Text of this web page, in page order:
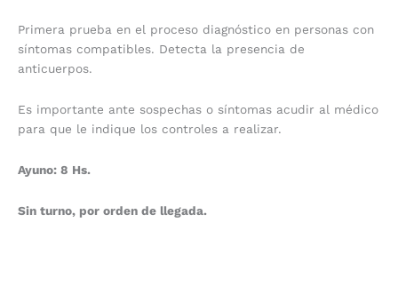
Primera prueba en el proceso diagnóstico en personas con
síntomas compatibles. Detecta la presencia de
anticuerpos.
Es importante ante sospechas o síntomas acudir al médico
para que le indique los controles a realizar.
Ayuno: 8 Hs.
Sin turno, por orden de llegada.